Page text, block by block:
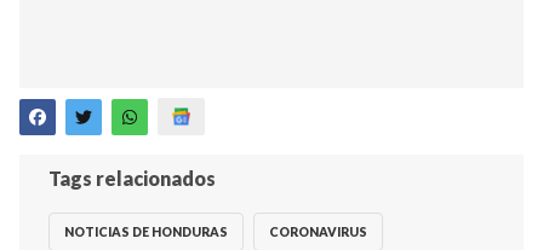
Tags relacionados
NOTICIAS DE HONDURAS CORONAVIRUS